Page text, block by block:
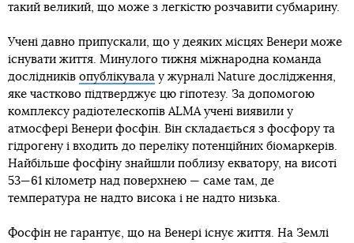
такий великий, що може з легкістю розчавити субмарину.
Учені давно припускали, що у деяких місцях Венери може
існувати життя. Минулого тижня міжнародна команда
дослідників опублікувала у журналі Nature дослідження,
яке частково підтверджує цю гіпотезу. За допомогою
комплексу радіотелескопів ALMA учені виявили у
атмосфері Венери фосфін. Він складається з фосфору та
гідрогену і входить до переліку потенційних біомаркерів.
Найбільше фосфіну знайшли поблизу екватору, на висоті
53—61 кілометр над поверхнею — саме там, де
температура не надто висока і не надто низька.
Фосфін не гарантує, що на Венері існує життя. На Землі